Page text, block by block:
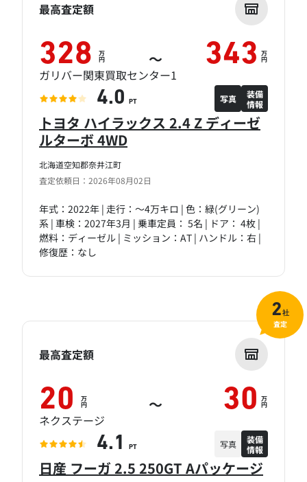
北海道空知郡奈井江町
査定依頼日：2026年08月02日
トヨタ ハイラックス 2.4 Z ディーゼ
ルターボ 4WD
年式：2022年 | 走行：～4万キロ | 色：緑(グリーン)
系 | 車検：2027年3月 | 乗車定員： 5名 | ドア： 4枚 |
燃料：ディーゼル | ミッション：AT | ハンドル：右 |
修復歴：なし
最高査定額
328 万
円 ～ 343 万
円
ガリバー関東買取センター1
4.0 PT 写真
装備
情報
日産 フーガ 2.5 250GT Aパッケージ
最高査定額
20 万
円 ～ 30 万
円
ネクステージ
4.1 PT 写真
装備
情報
2社
査定